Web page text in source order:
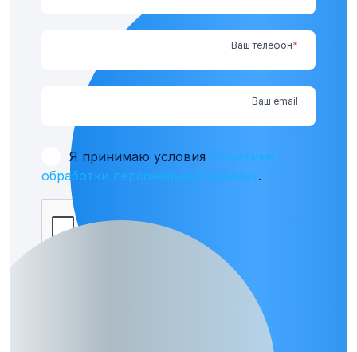
Ваш телефон*
Ваш email
Согласие на обработку персональных
данных*
Я принимаю условия Политики
обработки персональных данных.